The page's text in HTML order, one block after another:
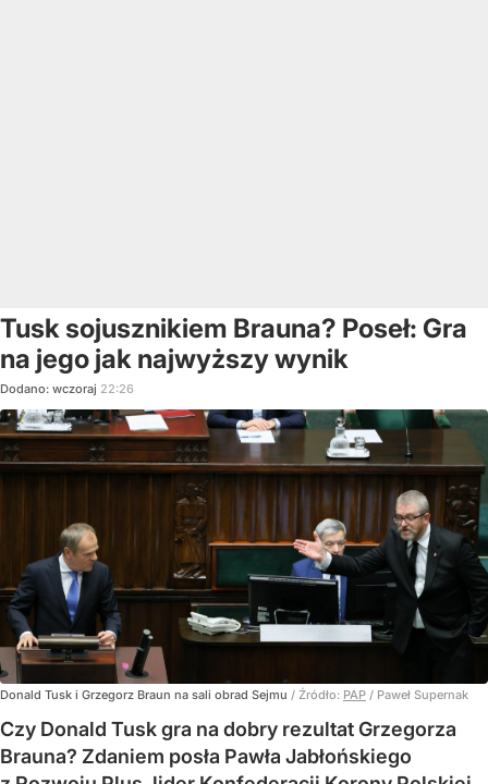
Tusk sojusznikiem Brauna? Poseł: Gra
na jego jak najwyższy wynik
Dodano: wczoraj 22:26
Donald Tusk i Grzegorz Braun na sali obrad Sejmu / Źródło: PAP / Paweł Supernak
Czy Donald Tusk gra na dobry rezultat Grzegorza
Brauna? Zdaniem posła Pawła Jabłońskiego